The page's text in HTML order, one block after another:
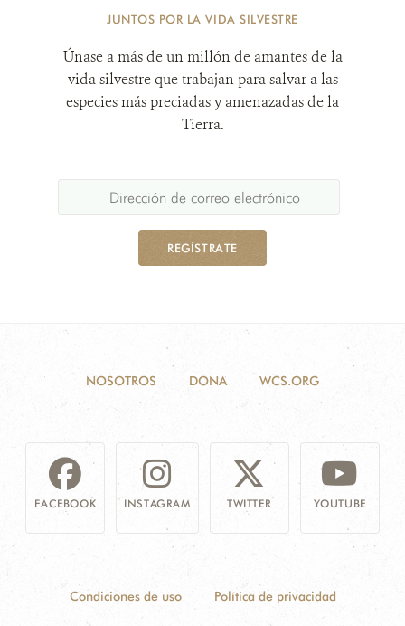
JUNTOS POR LA VIDA SILVESTRE
Únase a más de un millón de amantes de la
vida silvestre que trabajan para salvar a las
especies más preciadas y amenazadas de la
Tierra.
REGÍSTRATE
NOSOTROS DONA WCS.ORG
FACEBOOK INSTAGRAM TWITTER YOUTUBE
Condiciones de uso Política de privacidad